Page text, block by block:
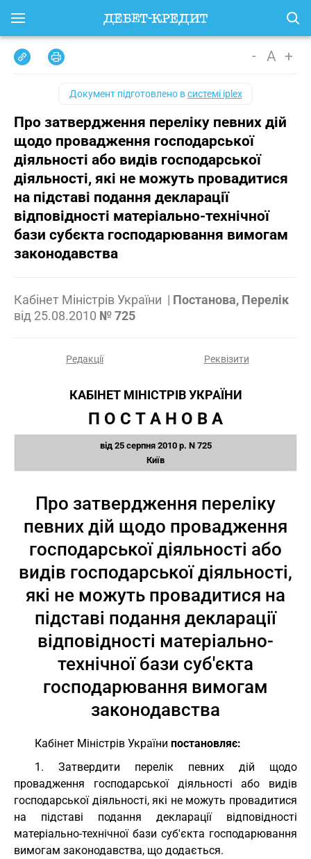
- A +
Документ підготовлено всистемі iplex
Про затвердження переліку певних дій
щодо провадження господарської
діяльності або видів господарської
діяльності, які не можуть провадитися
на підставі подання декларації
відповідності матеріально-технічної
бази субєкта господарювання вимогам
законодавства
Кабінет Міністрів України | Постанова, Перелік
від 25.08.2010 № 725
Редакції Реквізити
КАБІНЕТ МІНІСТРІВ УКРАЇНИ
П О С Т А Н О В А
від 25 серпня 2010 р. N 725
Київ
Про затвердження переліку
певних дій щодо провадження
господарської діяльності або
видів господарської діяльності,
які не можуть провадитися на
підставі подання декларації
відповідності матеріально-
технічної бази суб'єкта
господарювання вимогам
законодавства
Кабінет Міністрів України постановляє:
1. Затвердити перелік певних дій щодо
провадження господарської діяльності або видів
господарської діяльності, які не можуть провадитися
на підставі подання декларації відповідності
матеріально-технічної бази суб'єкта господарювання
вимогам законодавства, що додається.